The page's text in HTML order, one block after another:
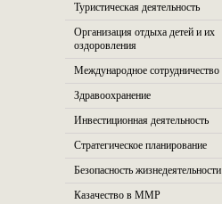
Туристическая деятельность
Организация отдыха детей и их
оздоровления
Международное сотрудничество
Здравоохранение
Инвестиционная деятельность
Стратегическое планирование
Безопасность жизнедеятельности
Казачество в ММР